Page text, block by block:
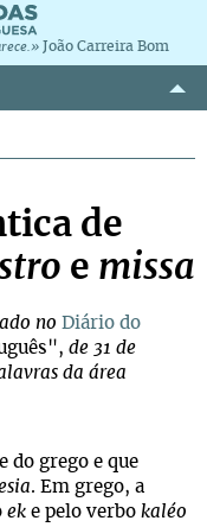
João Carreira Bom
de
e missa
no Diário do
de 31 de
da área
do grego e que
. Em grego, a
ek e pelo verbo kaléo